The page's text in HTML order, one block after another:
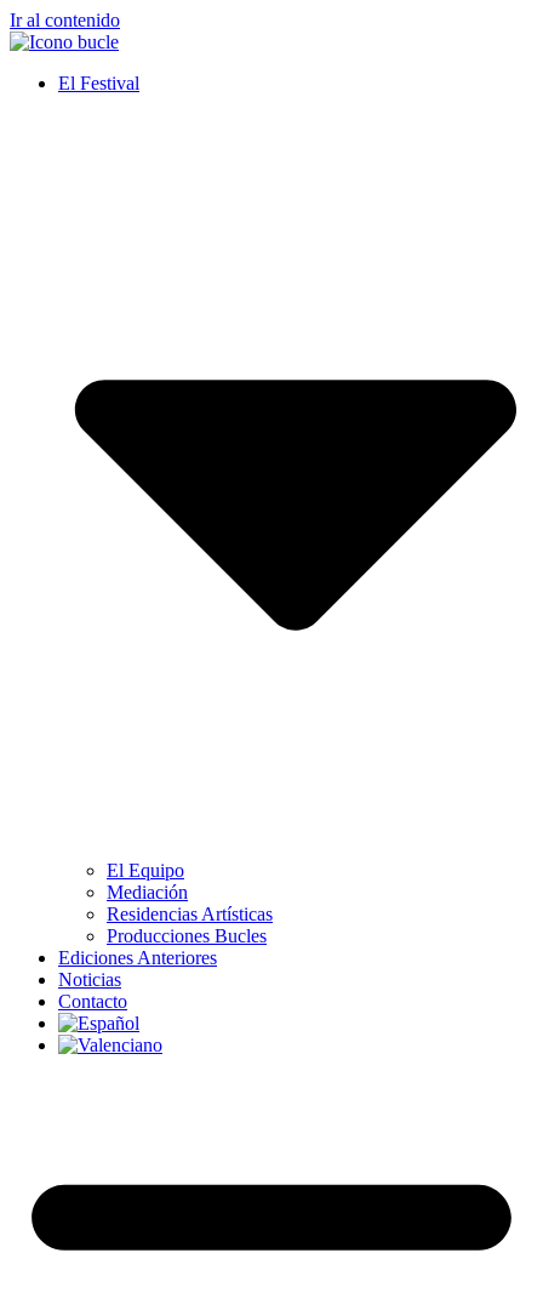
Ir al contenido
El Festival
El Equipo
Mediación
Residencias Artísticas
Producciones Bucles
Ediciones Anteriores
Noticias
Contacto